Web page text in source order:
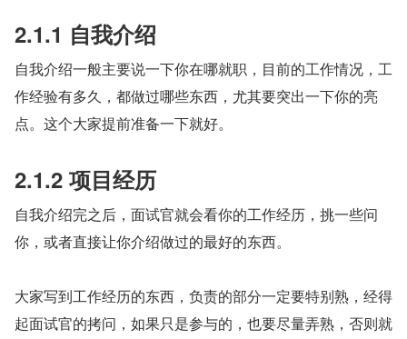
2.1.1 自我介绍
自我介绍一般主要说一下你在哪就职，目前的工作情况，工
作经验有多久，都做过哪些东西，尤其要突出一下你的亮
点。这个大家提前准备一下就好。
2.1.2 项目经历
自我介绍完之后，面试官就会看你的工作经历，挑一些问
你，或者直接让你介绍做过的最好的东西。
大家写到工作经历的东西，负责的部分一定要特别熟，经得
起面试官的拷问，如果只是参与的，也要尽量弄熟，否则就